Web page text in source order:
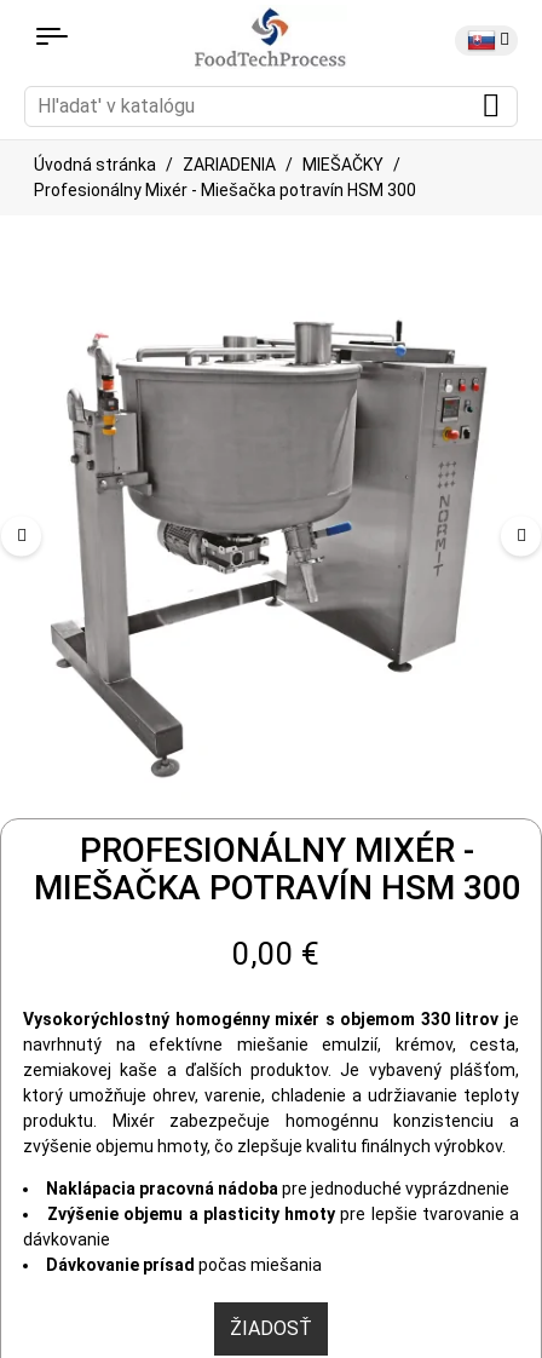
Úvodná stránka ZARIADENIA
MIEŠAČKY
Profesionálny Mixér - Miešačka potravín HSM 300
PROFESIONÁLNY MIXÉR -
MIEŠAČKA POTRAVÍN HSM 300
0,00 €
Vysokorýchlostný homogénny mixér s objemom 330 litrov je
navrhnutý na efektívne miešanie emulzií, krémov, cesta,
zemiakovej kaše a ďalších produktov. Je vybavený plášťom,
ktorý umožňuje ohrev, varenie, chladenie a udržiavanie teploty
produktu. Mixér zabezpečuje homogénnu konzistenciu a
zvýšenie objemu hmoty, čo zlepšuje kvalitu finálnych výrobkov.
Naklápacia pracovná nádoba pre jednoduché vyprázdnenie
Zvýšenie objemu a plasticity hmoty pre lepšie tvarovanie a
dávkovanie
Dávkovanie prísad počas miešania
ŽIADOSŤ